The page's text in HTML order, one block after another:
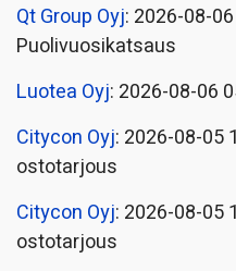
Qt Group Oyj: 2026-08-
Puolivuosikatsaus
Luotea Oyj: 2026-08-06
Citycon Oyj: 2026-08-05
ostotarjous
Citycon Oyj: 2026-08-05
ostotarjous